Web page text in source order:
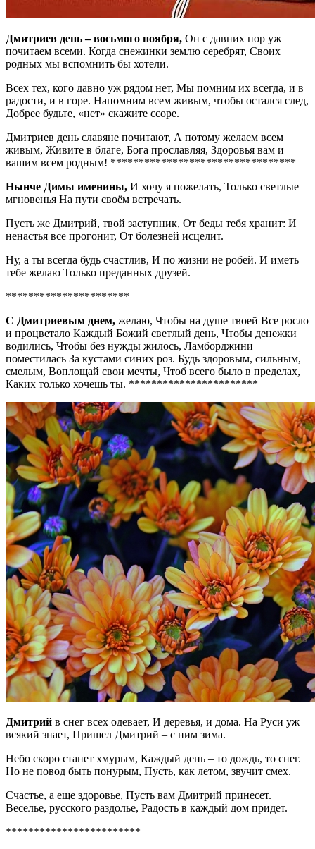
Дмитриев день – восьмого ноября, Он с давних пор уж
почитаем всеми. Когда снежинки землю серебрят, Своих
родных мы вспомнить бы хотели.
Всех тех, кого давно уж рядом нет, Мы помним их всегда, и в
радости, и в горе. Напомним всем живым, чтобы остался след,
Добрее будьте, «нет» скажите ссоре.
Дмитриев день славяне почитают, А потому желаем всем
живым, Живите в благе, Бога прославляя, Здоровья вам и
вашим всем родным! *********************************
Нынче Димы именины, И хочу я пожелать, Только светлые
мгновенья На пути своём встречать.
Пусть же Дмитрий, твой заступник, От беды тебя хранит: И
ненастья все прогонит, От болезней исцелит.
Ну, а ты всегда будь счастлив, И по жизни не робей. И иметь
тебе желаю Только преданных друзей.
**********************
С Дмитриевым днем, желаю, Чтобы на душе твоей Все росло
и процветало Каждый Божий светлый день, Чтобы денежки
водились, Чтобы без нужды жилось, Ламборджини
поместилась За кустами синих роз. Будь здоровым, сильным,
смелым, Воплощай свои мечты, Чтоб всего было в пределах,
Каких только хочешь ты. ***********************
Дмитрий в снег всех одевает, И деревья, и дома. На Руси уж
всякий знает, Пришел Дмитрий – с ним зима.
Небо скоро станет хмурым, Каждый день – то дождь, то снег.
Но не повод быть понурым, Пусть, как летом, звучит смех.
Счастье, а еще здоровье, Пусть вам Дмитрий принесет.
Веселье, русского раздолье, Радость в каждый дом придет.
************************